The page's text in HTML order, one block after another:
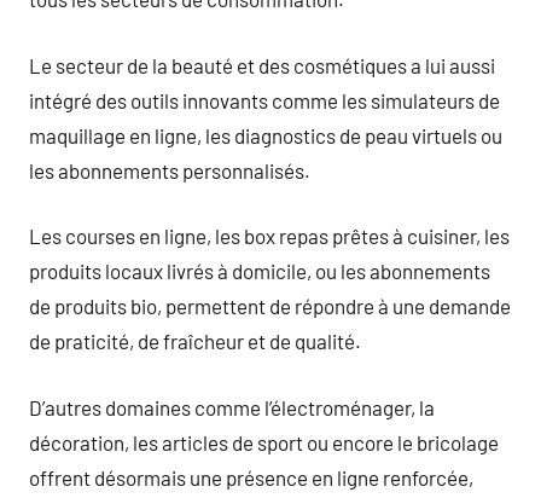
Le secteur de la beauté et des cosmétiques a lui aussi
intégré des outils innovants comme les simulateurs de
maquillage en ligne, les diagnostics de peau virtuels ou
les abonnements personnalisés.
Les courses en ligne, les box repas prêtes à cuisiner, les
produits locaux livrés à domicile, ou les abonnements
de produits bio, permettent de répondre à une demande
de praticité, de fraîcheur et de qualité.
D’autres domaines comme l’électroménager, la
décoration, les articles de sport ou encore le bricolage
offrent désormais une présence en ligne renforcée,